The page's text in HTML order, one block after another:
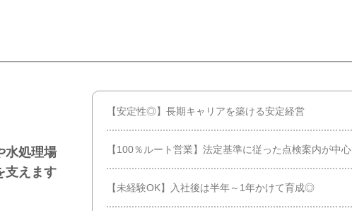
水処理場
支えます
【安定性◎】長期キャリアを築ける安定経営
【100％ルート営業】法定基準に従った点検案内が中心
【未経験OK】入社後は半年～1年かけて育成◎